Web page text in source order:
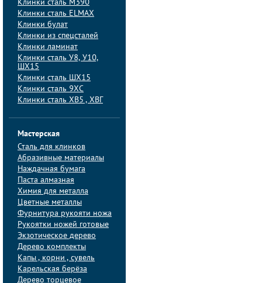
Клинки сталь M390
Клинки сталь ELMAX
Клинки булат
Клинки из спецсталей
Клинки ламинат
Клинки сталь У8, У10,
ШХ15
Клинки сталь ШХ15
Клинки сталь 9ХС
Клинки сталь ХВ5 , ХВГ
Мастерская
Сталь для клинков
Абразивные материалы
Наждачная бумага
Паста алмазная
Химия для металла
Цветные металлы
Фурнитура рукояти ножа
Рукоятки ножей готовые
Экзотическое дерево
Дерево комплекты
Капы , корни , сувель
Карельская берёза
Дерево торцевое